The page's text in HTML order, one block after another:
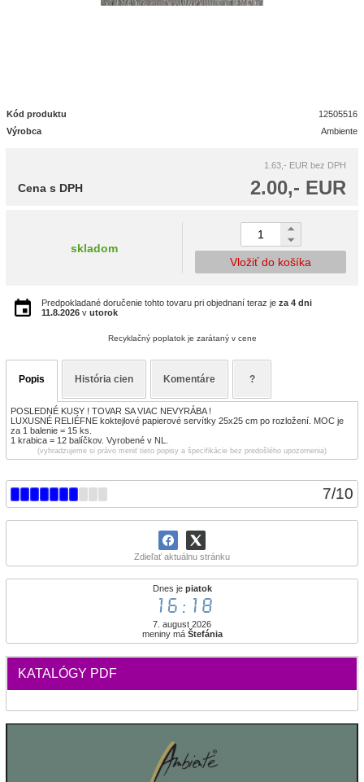
7/10
Zdieľať aktuálnu stránku
Dnes je piatok
16:18
7. august 2026
meniny má Štefánia
KATALÓGY PDF
Kód produktu
12505516
Výrobca
Ambiente
1.63,- EUR bez DPH
2.00,- EUR
Cena s DPH
skladom
Vložiť do košíka
Predpokladané doručenie tohto tovaru pri objednaní teraz je za 4 dni
11.8.2026 v utorok
Recyklačný poplatok je zarátaný v cene
Popis História cien Komentáre ?
POSLEDNÉ KUSY ! TOVAR SA VIAC NEVYRÁBA !
LUXUSNÉ RELIÉFNE koktejlové papierové servítky 25x25 cm po rozložení. MOC je
za 1 balenie = 15 ks.
1 krabica = 12 balíčkov. Vyrobené v NL.
(vyhradzujeme si právo meniť tieto popisy a špecifikácie bez predošlého upozornenia)